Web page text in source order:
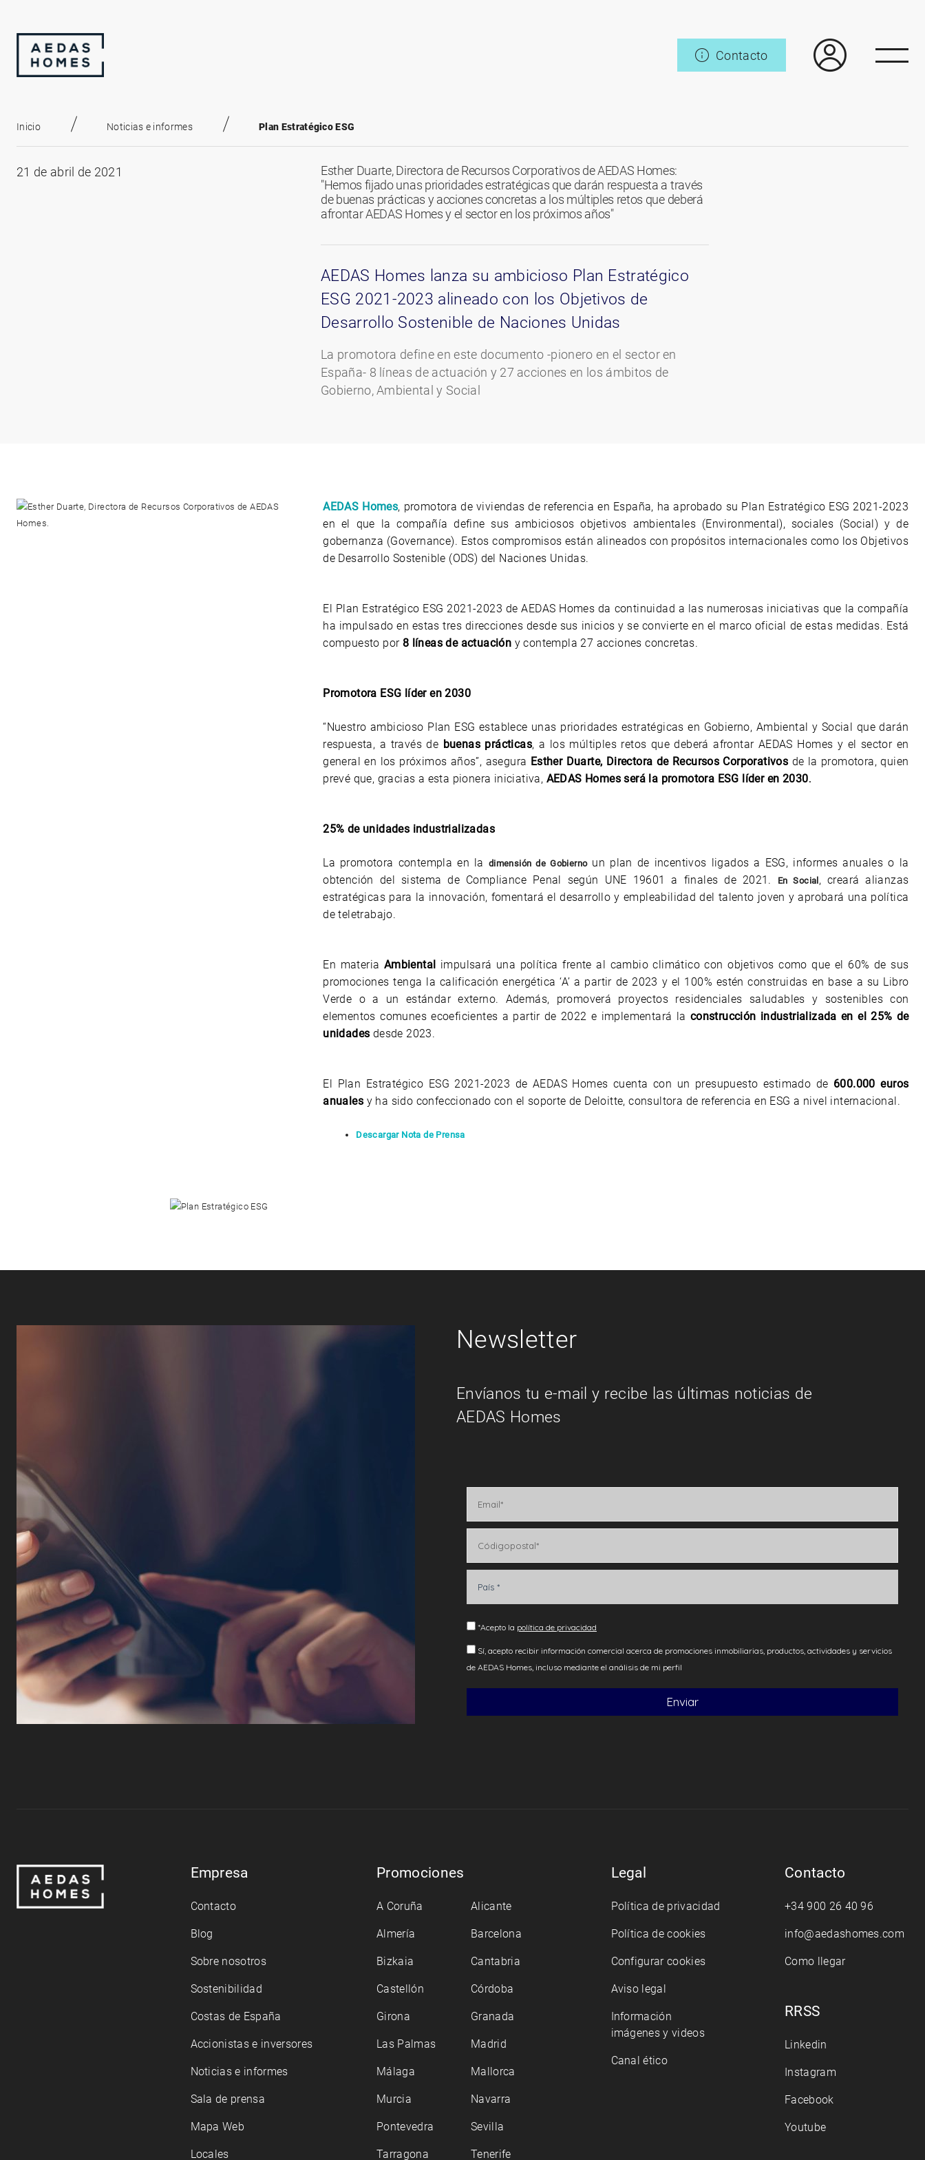
Contacto
21 de abril de 2021
Esther Duarte, Directora de Recursos Corporativos de AEDAS Homes:
"Hemos fijado unas prioridades estratégicas que darán respuesta a través
de buenas prácticas y acciones concretas a los múltiples retos que deberá
afrontar AEDAS Homes y el sector en los próximos años"
AEDAS Homes lanza su ambicioso Plan Estratégico
ESG 2021-2023 alineado con los Objetivos de
Desarrollo Sostenible de Naciones Unidas
La promotora define en este documento -pionero en el sector en
España- 8 líneas de actuación y 27 acciones en los ámbitos de
Gobierno, Ambiental y Social
Inicio Noticias e informes Plan Estratégico ESG
AEDAS Homes, promotora de viviendas de referencia en España, ha aprobado su Plan Estratégico ESG 2021-2023
en el que la compañía define sus ambiciosos objetivos ambientales (Environmental), sociales (Social) y de
gobernanza (Governance). Estos compromisos están alineados con propósitos internacionales como los Objetivos
de Desarrollo Sostenible (ODS) del Naciones Unidas.
El Plan Estratégico ESG 2021-2023 de AEDAS Homes da continuidad a las numerosas iniciativas que la compañía
ha impulsado en estas tres direcciones desde sus inicios y se convierte en el marco oficial de estas medidas. Está
compuesto por 8 líneas de actuación y contempla 27 acciones concretas.
Promotora ESG líder en 2030
“Nuestro ambicioso Plan ESG establece unas prioridades estratégicas en Gobierno, Ambiental y Social que darán
respuesta, a través de buenas prácticas, a los múltiples retos que deberá afrontar AEDAS Homes y el sector en
general en los próximos años”, asegura Esther Duarte, Directora de Recursos Corporativos de la promotora, quien
prevé que, gracias a esta pionera iniciativa, AEDAS Homes será la promotora ESG líder en 2030.
25% de unidades industrializadas
La promotora contempla en la dimensión de Gobiernoun plan de incentivos ligados a ESG, informes anuales o la
obtención del sistema de Compliance Penal según UNE 19601 a finales de 2021.
En Social , creará alianzas
estratégicas para la innovación, fomentará el desarrollo y empleabilidad del talento joven y aprobará una política
de teletrabajo.
En materia Ambiental impulsará una política frente al cambio climático con objetivos como que el 60% de sus
promociones tenga la calificación energética ‘A’ a partir de 2023 y el 100% estén construidas en base a su Libro
Verde o a un estándar externo. Además, promoverá proyectos residenciales saludables y sostenibles con
elementos comunes ecoeficientes a partir de 2022 e implementará la construcción industrializada en el 25% de
unidades desde 2023.
El Plan Estratégico ESG 2021-2023 de AEDAS Homes cuenta con un presupuesto estimado de 600.000 euros
anuales y ha sido confeccionado con el soporte de Deloitte, consultora de referencia en ESG a nivel internacional.
Descargar Nota de Prensa
Newsletter
Envíanos tu e-mail y recibe las últimas noticias de
AEDAS Homes
Empresa
Contacto
Blog
Sobre nosotros
Sostenibilidad
Costas de España
Accionistas e inversores
Noticias e informes
Sala de prensa
Mapa Web
Locales
Promociones
A Coruña Alicante
Almería Barcelona
Bizkaia Cantabria
Castellón Córdoba
Girona Granada
Las Palmas Madrid
Málaga Mallorca
Murcia Navarra
Pontevedra Sevilla
Tarragona Tenerife
Legal
Política de privacidad
Política de cookies
Configurar cookies
Aviso legal
Información
imágenes y videos
Canal ético
Contacto
+34 900 26 40 96
info@aedashomes.com
Como llegar
RRSS
Linkedin
Instagram
Facebook
Youtube